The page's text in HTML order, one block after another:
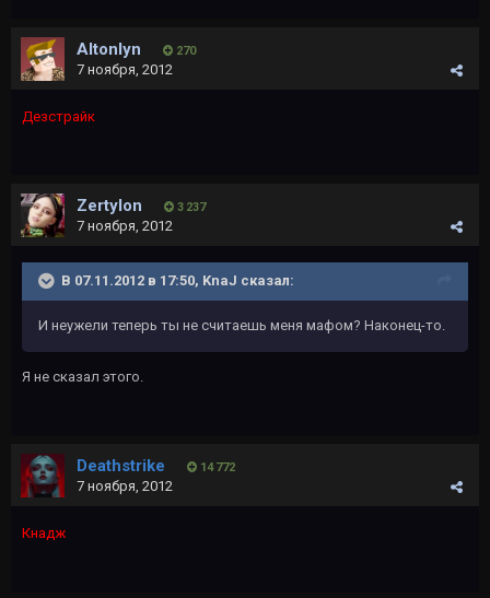
Altonlyn 270
7 ноября, 2012
Дезстрайк
Zertylon 3 237
7 ноября, 2012
В 07.11.2012 в 17:50, KnaJ сказал:
И неужели теперь ты не считаешь меня мафом? Наконец-то.
Я не сказал этого.
Deathstrike 14 772
7 ноября, 2012
Кнадж